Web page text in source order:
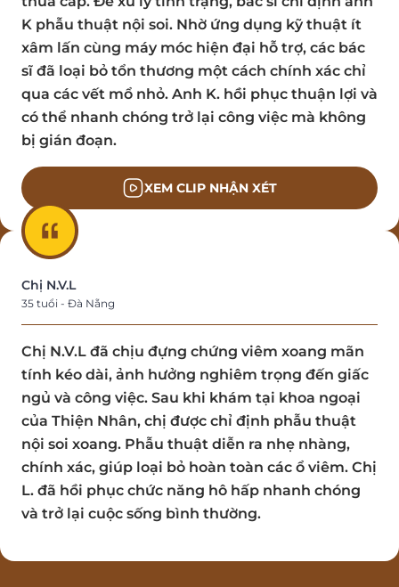
K phẫu thuật nội soi. Nhờ ứng dụng kỹ thuật ít
xâm lấn cùng máy móc hiện đại hỗ trợ, các bác
sĩ đã loại bỏ tổn thương một cách chính xác chỉ
qua các vết mổ nhỏ. Anh K. hồi phục thuận lợi và
có thể nhanh chóng trở lại công việc mà không
bị gián đoạn.
XEM CLIP NHẬN XÉT
Chị N.V.L
35 tuổi - Đà Nẵng
Chị N.V.L đã chịu đựng chứng viêm xoang mãn
tính kéo dài, ảnh hưởng nghiêm trọng đến giấc
ngủ và công việc. Sau khi khám tại khoa ngoại
của Thiện Nhân, chị được chỉ định phẫu thuật
nội soi xoang. Phẫu thuật diễn ra nhẹ nhàng,
chính xác, giúp loại bỏ hoàn toàn các ổ viêm. Chị
L. đã hồi phục chức năng hô hấp nhanh chóng
và trở lại cuộc sống bình thường.